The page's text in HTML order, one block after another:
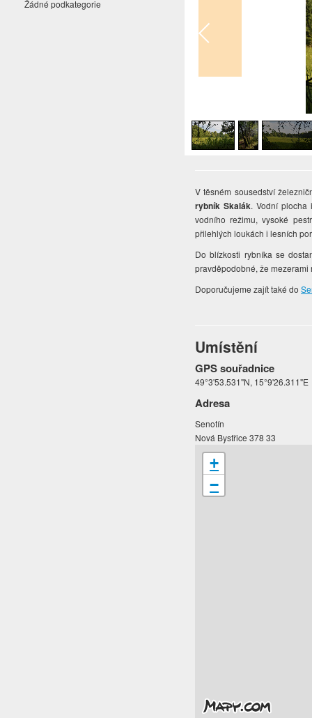
Žádné podkategorie
V těsném sousedství
rybník Skalák. Vodní plocha
vodního režimu, vysoké
přilehlých loukách i lesních
Do blízkosti rybníka se
pravděpodobné, že
Doporučujeme zajít také do
Umístění
GPS souřadnice
49°3'53.531"N, 15°9'26.311"E
Adresa
Senotín
Nová Bystřice 378 33
+
−